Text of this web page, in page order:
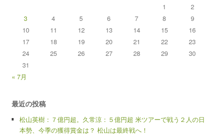
1
2
3
4 5 6 7 8
9
10
11 12 13 14 15
16
17
18 19 20 21 22
23
24
25 26 27 28 29
30
31
« 7月
最近の投稿
松山英樹：７億円超。久常涼：５億円超 米ツアーで戦う２人の日
本勢、今季の獲得賞金は？ 松山は最終戦へ！